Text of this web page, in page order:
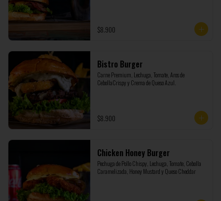
$8.900
Bistro Burger
Carne Premium, Lechuga, Tomate, Aros de
CebollaCrispy y Crema de Queso Azul.
$8.900
Chicken Honey Burger
Pechuga de Pollo Chispy, Lechuga, Tomate, Cebolla
Caramelizada, Honey Mustard y Queso Cheddar